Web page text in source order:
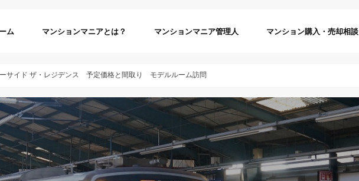
ム マンションマニアとは？ マンションマニア管理人 マンション購入・売却相談
サイド ザ・レジデンス 予定価格と間取り モデルルーム訪問